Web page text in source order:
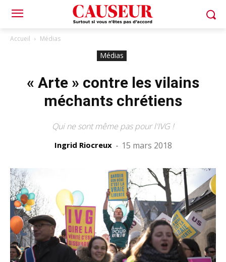
Accueil Médias
Médias
« Arte » contre les vilains
méchants chrétiens
Qui ne sont même pas pour l'IVG !
Ingrid Riocreux - 15 mars 2018